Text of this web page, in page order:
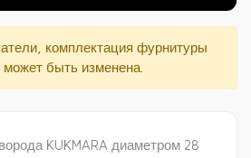
комплектация фурнитуры
быть изменена.
KUKMARA диаметром 28